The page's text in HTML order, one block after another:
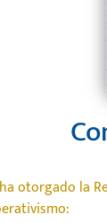
otorgado la